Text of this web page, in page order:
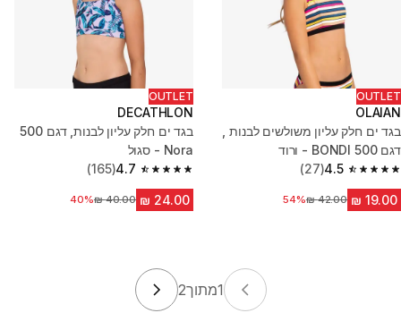
OUTLET
OLAIAN
בגד ים חלק עליון משולשים לבנות ,
דגם BONDI 500 - ורוד
4.5
4.5 out of 5 stars from 27 reviews
(27)
מחיר לפני הנחה‏42.00 ₪
54%
OUTLET
DECATHLON
בגד ים חלק עליון לבנות, דגם 500
Nora - סגול
4.7
4.7 out of 5 stars from 165 reviews
(165)
מחיר לפני הנחה‏40.00 ₪
40%
1מתוך2